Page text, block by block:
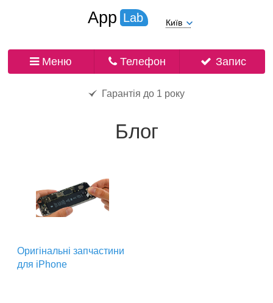
App Lab Київ
Меню Телефон Запис
Гарантія до 1 року
Блог
Оригінальні запчастини
для iPhone